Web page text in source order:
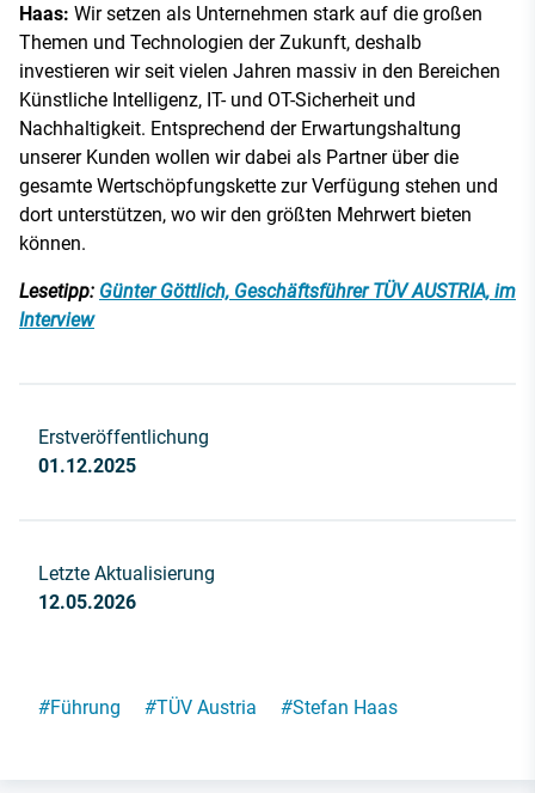
Haas: Wir setzen als Unternehmen stark auf die großen
Themen und Technologien der Zukunft, deshalb
investieren wir seit vielen Jahren massiv in den Bereichen
Künstliche Intelligenz, IT- und OT-Sicherheit und
Nachhaltigkeit. Entsprechend der Erwartungshaltung
unserer Kunden wollen wir dabei als Partner über die
gesamte Wertschöpfungskette zur Verfügung stehen und
dort unterstützen, wo wir den größten Mehrwert bieten
können.
Lesetipp: Günter Göttlich, Geschäftsführer TÜV AUSTRIA, im
Interview
Erstveröffentlichung
01.12.2025
Letzte Aktualisierung
12.05.2026
#Führung #TÜV Austria #Stefan Haas